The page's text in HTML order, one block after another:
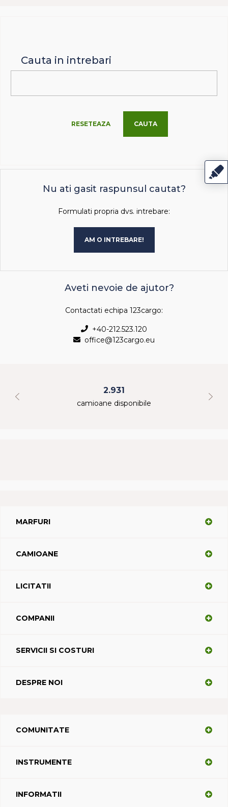
Cauta in intrebari
RESETEAZA CAUTA
Nu ati gasit raspunsul cautat?
Formulati propria dvs. intrebare:
AM O INTREBARE!
Aveti nevoie de ajutor?
Contactati echipa 123cargo:
+40-212.523.120
office@123cargo.eu
2.931
camioane disponibile
MARFURI
CAMIOANE
LICITATII
COMPANII
SERVICII SI COSTURI
DESPRE NOI
COMUNITATE
INSTRUMENTE
INFORMATII